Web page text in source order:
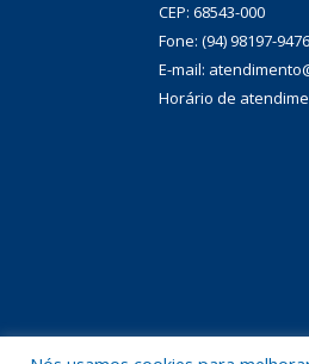
CEP: 68543-000
Fone: (94) 98197-9476
E-mail:
Horário de